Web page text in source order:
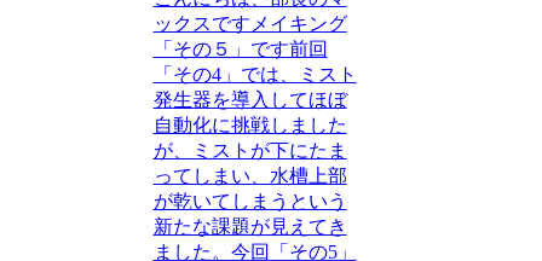
ックスですメイキング
「その５」です前回
「その4」では、ミスト
発生器を導入してほぼ
自動化に挑戦しました
が、ミストが下にたま
ってしまい、水槽上部
が乾いてしまうという
新たな課題が見えてき
ました。今回「その5」